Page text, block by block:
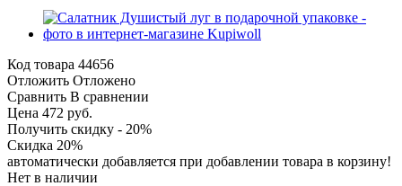
Код товара 44656
Отложить Отложено
Сравнить В сравнении
Цена 472 руб.
Получить скидку - 20%
Скидка 20%
автоматически добавляется при добавлении товара в корзину!
Нет в наличии